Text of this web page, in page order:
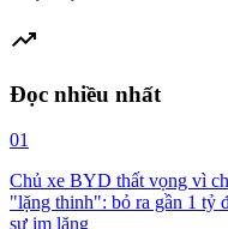
trending_up
Đọc nhiều nhất
01
Chủ xe BYD thất vọng vì
"lặng thinh": bỏ ra gần 1 tỷ
sự im lặng